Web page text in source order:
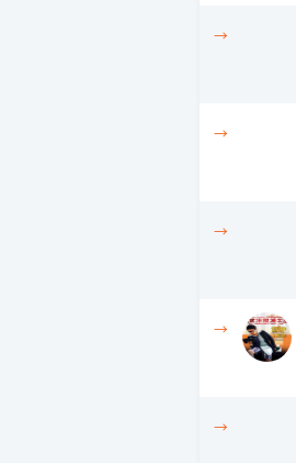
→
→
→
→
→